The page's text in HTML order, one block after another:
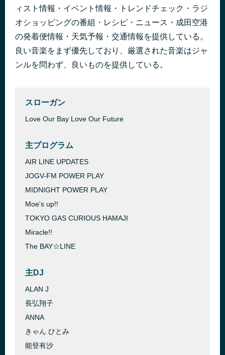
ィスト情報・イベント情報・トレンドチェック・ラジ
オショッピングの番組・レシピ・ニュース・成田空港
の発着便情報・天気予報・交通情報を提供している。
良い音楽をまず優先しており、厳選された音楽はジャ
ンルを問わず、良いものを提供している。
スローガン
Love Our Bay Love Our Future
主プログラム
AIR LINE UPDATES
JOGV-FM POWER PLAY
MIDNIGHT POWER PLAY
Moe's up!!
TOKYO GAS CURIOUS HAMAJI
Miracle!!
The BAY☆LINE
主DJ
ALAN J
長弘翔子
ANNA
きゃん ひとみ
能登有沙